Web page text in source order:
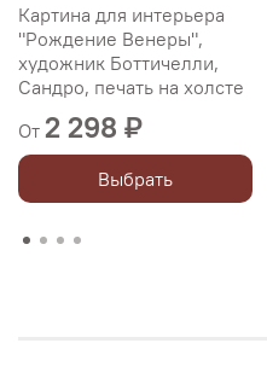
Картина для интерьера
"Рождение Венеры",
художник Боттичелли,
Сандро, печать на холсте
От 2 298 ₽
Выбрать